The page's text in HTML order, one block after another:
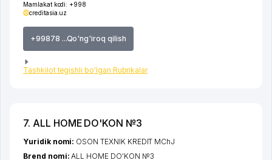
Mamlakat kodi: +998
creditasia.uz
+99878 ...Qo'ng'iroq qilish
Tashkilot tegishli bo'lgan Rubrikalar
7. ALL HOME DO'KON №3
Yuridik nomi: OSON TEXNIK KREDIT MChJ
Brend nomi:ALL HOME DO'KON №3